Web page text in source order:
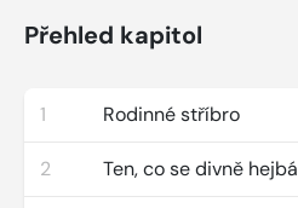
Přehled kapitol
1 Rodinné stříbro
2 Ten, co se divně hejbá